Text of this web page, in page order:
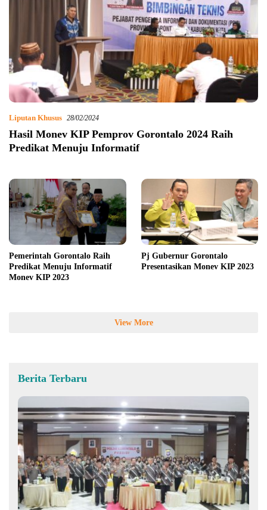
Liputan Khusus 28/02/2024
Hasil Monev KIP Pemprov Gorontalo 2024 Raih
Predikat Menuju Informatif
Pemerintah Gorontalo Raih
Predikat Menuju Informatif
Monev KIP 2023
Pj Gubernur Gorontalo
Presentasikan Monev KIP 2023
View More
Berita Terbaru